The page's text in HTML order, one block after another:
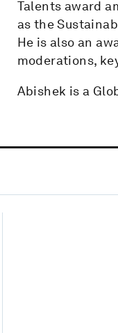
Talents award
as the
He is also an
moderations,
Abishek is a